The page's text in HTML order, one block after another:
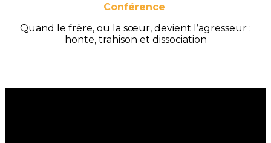
Conférence
Quand le frère, ou la sœur, devient l’agresseur :
honte, trahison et dissociation